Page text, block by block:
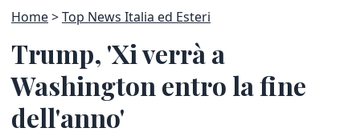
Home Top News Italia ed Esteri
Trump, 'Xi verrà a
Washington entro la fine
dell'anno'